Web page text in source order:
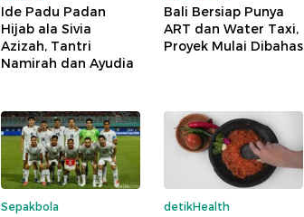
Ide Padu Padan
Hijab ala Sivia
Azizah, Tantri
Namirah dan Ayudia
Bali Bersiap Punya
ART dan Water Taxi,
Proyek Mulai Dibahas
Sepakbola detikHealth